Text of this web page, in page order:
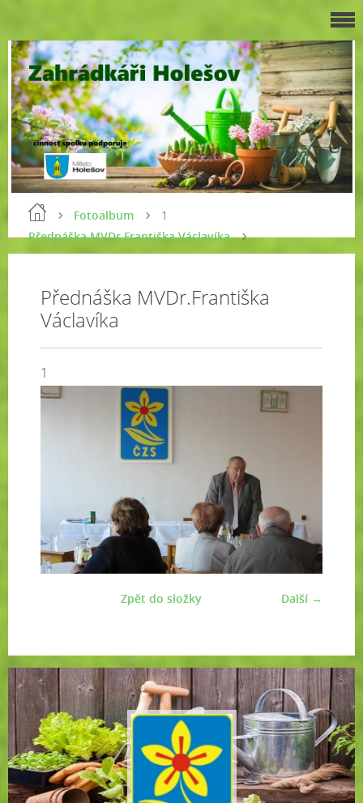
Fotoalbum
Přednáška MVDr.Františka Václavíka
1
Přednáška MVDr.Františka
Václavíka
1
Další →
Zpět do složky